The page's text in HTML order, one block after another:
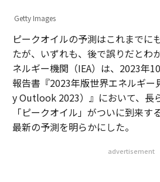
Getty Images
ピークオイルの予測はこれまでに
たが、いずれも、後で誤りだとわ
ネルギー機関（IEA）は、2023年
報告書『2023年版世界エネルギ
y Outlook 2023）』において、長
「ピークオイル」がついに到来す
最新の予測を明らかにした。
advertisement